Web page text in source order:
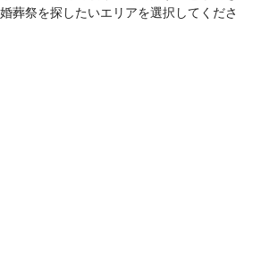
葬祭を探したいエリアを選択してくださ